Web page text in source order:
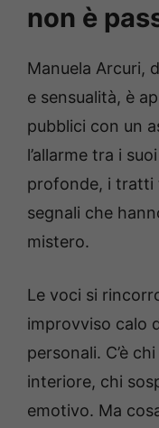
non è
Manuela Arcuri,
e sensualità, è
pubblici con un
l’allarme tra i
profonde, i tratti
segnali che
mistero.
Le voci si
improvviso calo
personali. C’è
interiore, chi
emotivo. Ma